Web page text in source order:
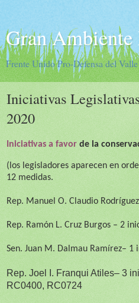
Gran
Frente Unido Pro-Defensa del
Iniciativas
2020
Iniciativas a favor de la
(los legisladores aparecen en
12 medidas.
Rep. Manuel O. Claudio Rodríguez
Rep. Ramón L. Cruz Burgos – 2
Sen. Juan M. Dalmau Ramírez– 1
Rep. Joel I. Franqui Atiles– 3
RC0400, RC0724